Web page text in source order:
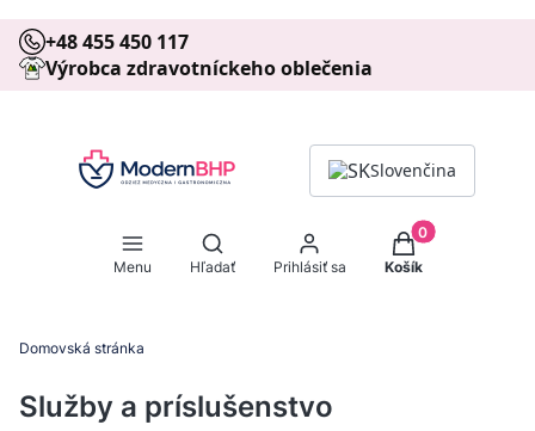
+48 455 450 117
Výrobca zdravotníckeho oblečenia
Slovenčina
Menu
Otvoriť vyhľadávač
Hľadať Prihlásiť sa
Produkty v
Košík
Domovská stránka
Služby a príslušenstvo